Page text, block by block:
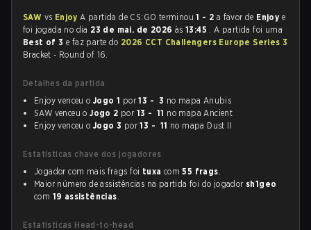
SAW vs EnjoyA partida de CS:GO terminou1 - 2 a favor de Enjoy e
foi jogada no dia 23 de mai. de 2026 às13:45 . A partida foi uma
Best of 3 e faz parte do 2026 CCT Challengers Europe Series 3
Bracket - Round of 16.
Detalhes da partida
Enjoy venceu o Jogo 1 por13 - 3 no mapa Anubis
SAW venceu oJogo 2 por 13 - 11 no mapa Ancient
Enjoy venceu o Jogo 3 por13 - 11 no mapa Dust II
Estatísticas chave dos jogadores
Jogador com mais frags foi tuxa com55 frags.
Maior número de assistências na partida foi do jogador sh1geo
com 19 assistências.
Estatísticas Head-to-head